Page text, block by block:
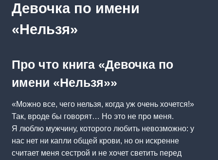
Девочка по имени
«Нельзя»
Про что книга «Девочка по
имени «Нельзя»»
«Можно все, чего нельзя, когда уж очень хочется!»
Так, вроде бы говорят… Но это не про меня.
Я люблю мужчину, которого любить невозможно: у
нас нет ни капли общей крови, но он искренне
считает меня сестрой и не хочет светить перед